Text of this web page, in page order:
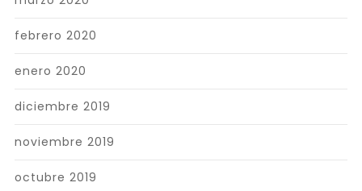
febrero 2020
enero 2020
diciembre 2019
noviembre 2019
octubre 2019